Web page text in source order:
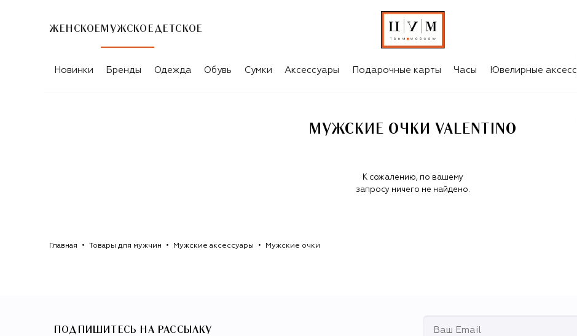
ЖЕНСКОЕ МУЖСКОЕ ДЕТСКОЕ
МУЖСКИЕ ОЧКИ VALENTINO
Новинки Бренды Одежда Обувь Сумки Аксессуары Подарочные карты Часы Ювелирные
МУЖСКИЕ ОЧКИ VALENTINO
К сожалению, по вашему
запросу ничего не найдено.
Главная Товары для мужчин Мужские аксессуары Мужские очки
ПОДПИШИТЕСЬ НА РАССЫЛКУ